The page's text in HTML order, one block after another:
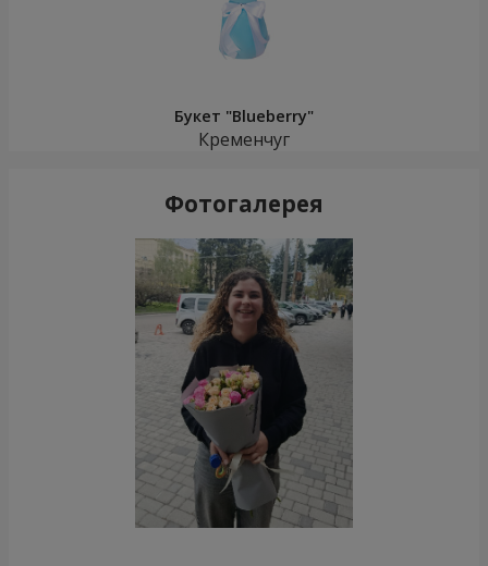
Букет "Blueberry"
Кременчуг
Фотогалерея